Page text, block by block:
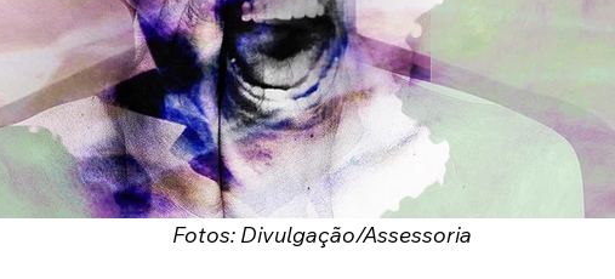
Fotos: Divulgação/Assessoria